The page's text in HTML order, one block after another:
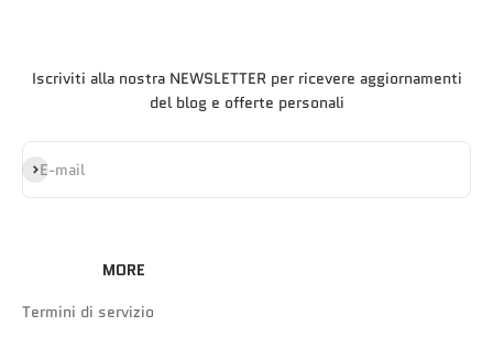
Iscriviti alla nostra NEWSLETTER per ricevere aggiornamenti
del blog e offerte personali
E-mail
Iscriviti alla newsletter
MORE
Termini di servizio